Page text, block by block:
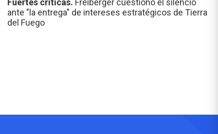
Fuertes críticas. Freiberger cuestionó el silencio
ante "la entrega" de intereses estratégicos de Tierra
del Fuego